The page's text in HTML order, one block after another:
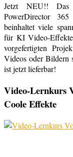
Jetzt NEU!! Das
PowerDirector
beinhaltet viele
für KI Video-
vorgefertigten
Videos oder Bildern
ist jetzt lieferbar!
Video-Lernkurs
Coole Effekte